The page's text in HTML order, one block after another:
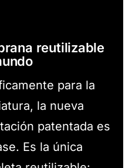
reutilizable
para la
la nueva
patentada es
Es la única